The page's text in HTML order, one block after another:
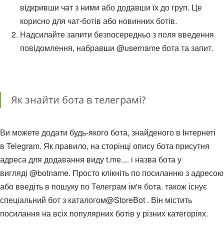
відкривши чат з ними або додавши їх до груп. Це
корисно для чат-ботів або новинних ботів.
Надсилайте запити безпосередньо з поля введення
повідомлення, набравши @username бота та запит.
Як знайти бота в телеграмі?
Ви можете додати будь-якого бота, знайденого в Інтернеті
в Telegram. Як правило, на сторінці опису бота присутня
адреса для додавання виду t.me.... і назва бота у
вигляді @botname. Просто клікніть по посиланню з адресою
або введіть в пошуку по Телеграм ім'я бота. також існує
спеціальний бот з каталогом@StoreBot . Він містить
посилання на всіх популярних ботів у різних категоріях.